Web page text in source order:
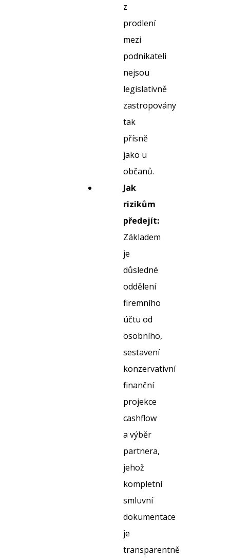
z
prodlení
mezi
podnikateli
nejsou
legislativně
zastropovány
tak
přísně
jako u
občanů.
Jak
rizikům
předejít:
Základem
je
důsledné
oddělení
firemního
účtu od
osobního,
sestavení
konzervativní
finanční
projekce
cashflow
a výběr
partnera,
jehož
kompletní
smluvní
dokumentace
je
transparentně